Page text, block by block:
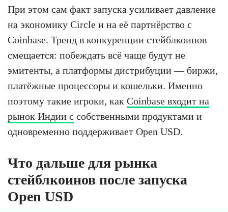
При этом сам факт запуска усиливает давление
на экономику Circle и на её партнёрство с
Coinbase. Тренд в конкуренции стейблкоинов
смещается: побеждать всё чаще будут не
эмитенты, а платформы дистрибуции — биржи,
платёжные процессоры и кошельки. Именно
поэтому такие игроки, как Coinbase входит на
рынок Индии с собственными продуктами и
одновременно поддерживает Open USD.
Что дальше для рынка
стейблкоинов после запуска
Open USD